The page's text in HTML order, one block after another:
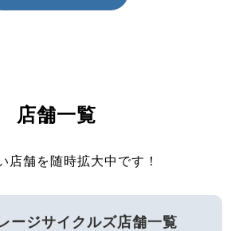
店舗一覧
店舗を随時拡大中です！
ージサイクルズ店舗一覧